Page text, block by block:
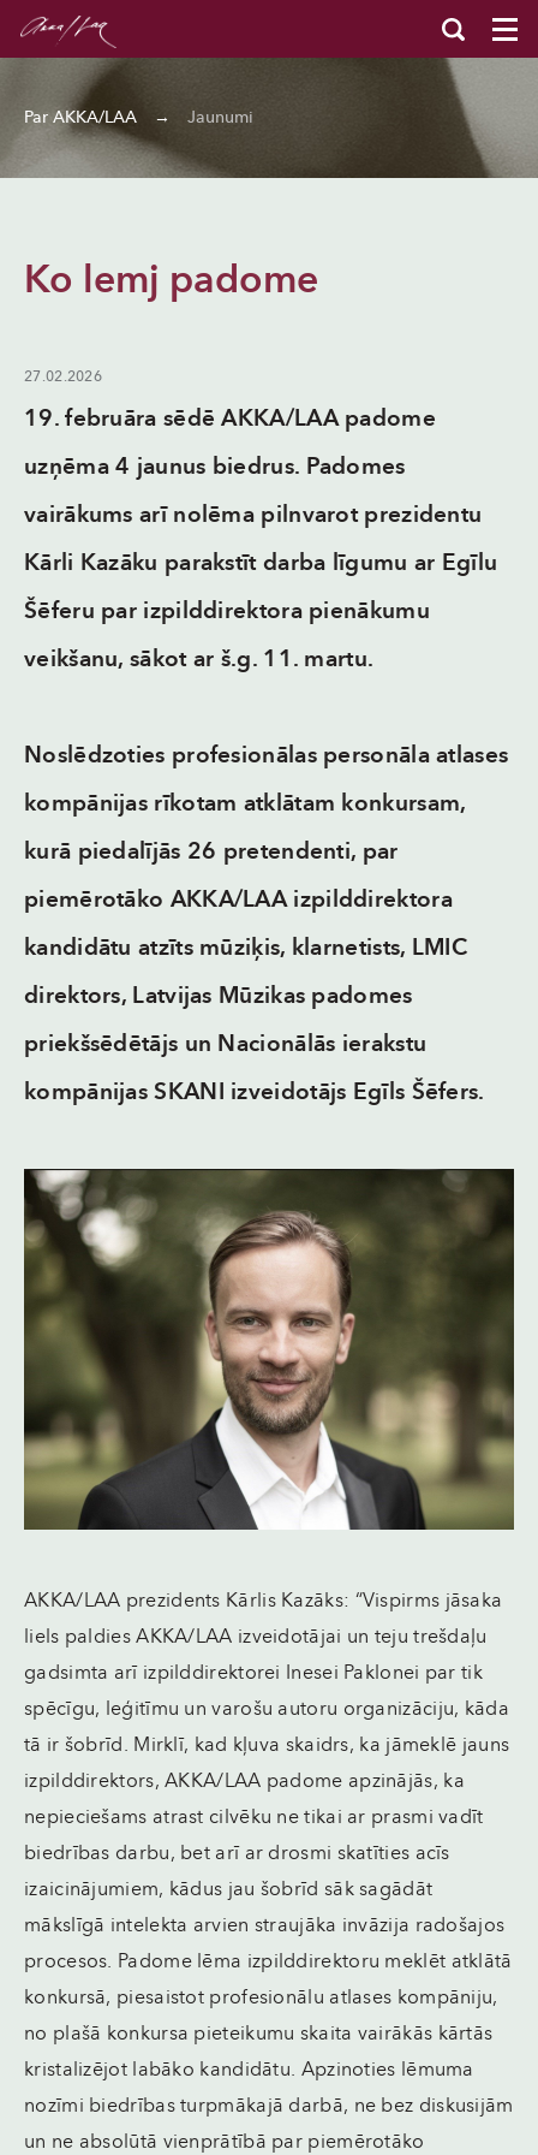
Par AKKA/LAA → Jaunumi
Ko lemj padome
27.02.2026
19. februāra sēdē AKKA/LAA padome
uzņēma 4 jaunus biedrus. Padomes
vairākums arī nolēma pilnvarot prezidentu
Kārli Kazāku parakstīt darba līgumu ar Egīlu
Šēferu par izpilddirektora pienākumu
veikšanu, sākot ar š.g. 11. martu.
Noslēdzoties profesionālas personāla atlases
kompānijas rīkotam atklātam konkursam,
kurā piedalījās 26 pretendenti, par
piemērotāko AKKA/LAA izpilddirektora
kandidātu atzīts mūziķis, klarnetists, LMIC
direktors, Latvijas Mūzikas padomes
priekšsēdētājs un Nacionālās ierakstu
kompānijas SKANI izveidotājs Egīls Šēfers.
AKKA/LAA prezidents Kārlis Kazāks: “Vispirms jāsaka
liels paldies AKKA/LAA izveidotājai un teju trešdaļu
gadsimta arī izpilddirektorei Inesei Paklonei par tik
spēcīgu, leģitīmu un varošu autoru organizāciju, kāda
tā ir šobrīd. Mirklī, kad kļuva skaidrs, ka jāmeklē jauns
izpilddirektors, AKKA/LAA padome apzinājās, ka
nepieciešams atrast cilvēku ne tikai ar prasmi vadīt
biedrības darbu, bet arī ar drosmi skatīties acīs
izaicinājumiem, kādus jau šobrīd sāk sagādāt
mākslīgā intelekta arvien straujāka invāzija radošajos
procesos. Padome lēma izpilddirektoru meklēt atklātā
konkursā, piesaistot profesionālu atlases kompāniju,
no plašā konkursa pieteikumu skaita vairākās kārtās
kristalizējot labāko kandidātu. Apzinoties lēmuma
nozīmi biedrības turpmākajā darbā, ne bez diskusijām
un ne absolūtā vienprātībā par piemērotāko